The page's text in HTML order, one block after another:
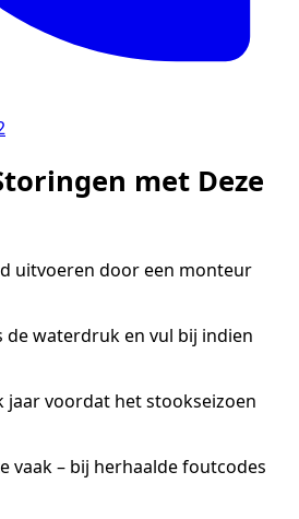
met Deze
uitvoeren door een monteur
de waterdruk en vul bij indien
voordat het stookseizoen
vaak – bij herhaalde foutcodes